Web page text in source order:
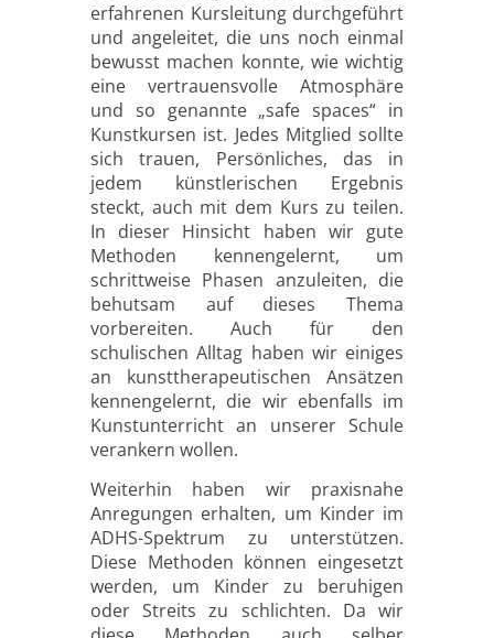
erfahrenen Kursleitung durchgeführt
und angeleitet, die uns noch einmal
bewusst machen konnte, wie wichtig
eine vertrauensvolle Atmosphäre
und so genannte „safe spaces“ in
Kunstkursen ist. Jedes Mitglied sollte
sich trauen, Persönliches, das in
jedem künstlerischen Ergebnis
steckt, auch mit dem Kurs zu teilen.
In dieser Hinsicht haben wir gute
Methoden kennengelernt, um
schrittweise Phasen anzuleiten, die
behutsam auf dieses Thema
vorbereiten. Auch für den
schulischen Alltag haben wir einiges
an kunsttherapeutischen Ansätzen
kennengelernt, die wir ebenfalls im
Kunstunterricht an unserer Schule
verankern wollen.
Weiterhin haben wir praxisnahe
Anregungen erhalten, um Kinder im
ADHS-Spektrum zu unterstützen.
Diese Methoden können eingesetzt
werden, um Kinder zu beruhigen
oder Streits zu schlichten. Da wir